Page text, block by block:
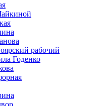
рабочий
Годенко